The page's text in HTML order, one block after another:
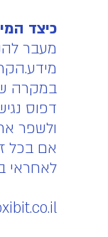
כיצד
מעבר
במקרה
דפוס
ולשפר
אם בכל
לאחראי